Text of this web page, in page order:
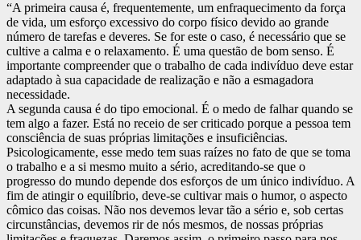
“A primeira causa é, frequentemente, um enfraquecimento da força
de vida, um esforço excessivo do corpo físico devido ao grande
número de tarefas e deveres. Se for este o caso, é necessário que se
cultive a calma e o relaxamento. É uma questão de bom senso. É
importante compreender que o trabalho de cada indivíduo deve estar
adaptado à sua capacidade de realização e não a esmagadora
necessidade.
A segunda causa é do tipo emocional. É o medo de falhar quando se
tem algo a fazer. Está no receio de ser criticado porque a pessoa tem
consciência de suas próprias limitações e insuficiências.
Psicologicamente, esse medo tem suas raízes no fato de que se toma
o trabalho e a si mesmo muito a sério, acreditando-se que o
progresso do mundo depende dos esforços de um único indivíduo. A
fim de atingir o equilíbrio, deve-se cultivar mais o humor, o aspecto
cômico das coisas. Não nos devemos levar tão a sério e, sob certas
circunstâncias, devemos rir de nós mesmos, de nossas próprias